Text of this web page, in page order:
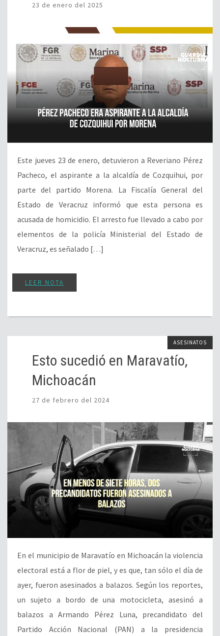
23 de enero del 2025
Este jueves 23 de enero, detuvieron a Reveriano Pérez
Pacheco, el aspirante a la alcaldía de Cozquihui, por
parte del partido Morena. La Fiscalía General del
Estado de Veracruz informó que esta persona es
acusada de homicidio. El arresto fue llevado a cabo por
elementos de la policía Ministerial del Estado de
Veracruz, es señalado […]
LEER NOTA
ASESINATOS
Esto sucedió en Maravatío,
Michoacán
27 de febrero del 2024
En el municipio de Maravatío en Michoacán la violencia
electoral está a flor de piel, y es que, tan sólo el día de
ayer, fueron asesinados a balazos. Según los reportes,
un sujeto a bordo de una motocicleta, asesinó a
balazos a Armando Pérez Luna, precandidato del
Partido Acción Nacional (PAN) a la presidencia